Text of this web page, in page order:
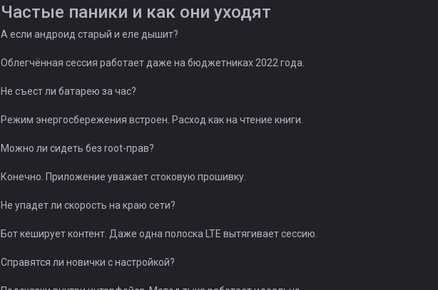
Частые паники и как они уходят
А если андроид старый и еле дышит?
Облегчённая сессия работает даже на бюджетниках 2022 года.
Не съест ли батарею за час?
Режим энергосбережения встроен. Расход как на чтение книги.
Можно ли сидеть без root-прав?
Конечно. Приложение уважает стоковую прошивку.
Не упадет ли скорость на краю сети?
Бот кеширует контент. Даже одна полоска LTE вытягивает сессию.
Справятся ли новички с настройкой?